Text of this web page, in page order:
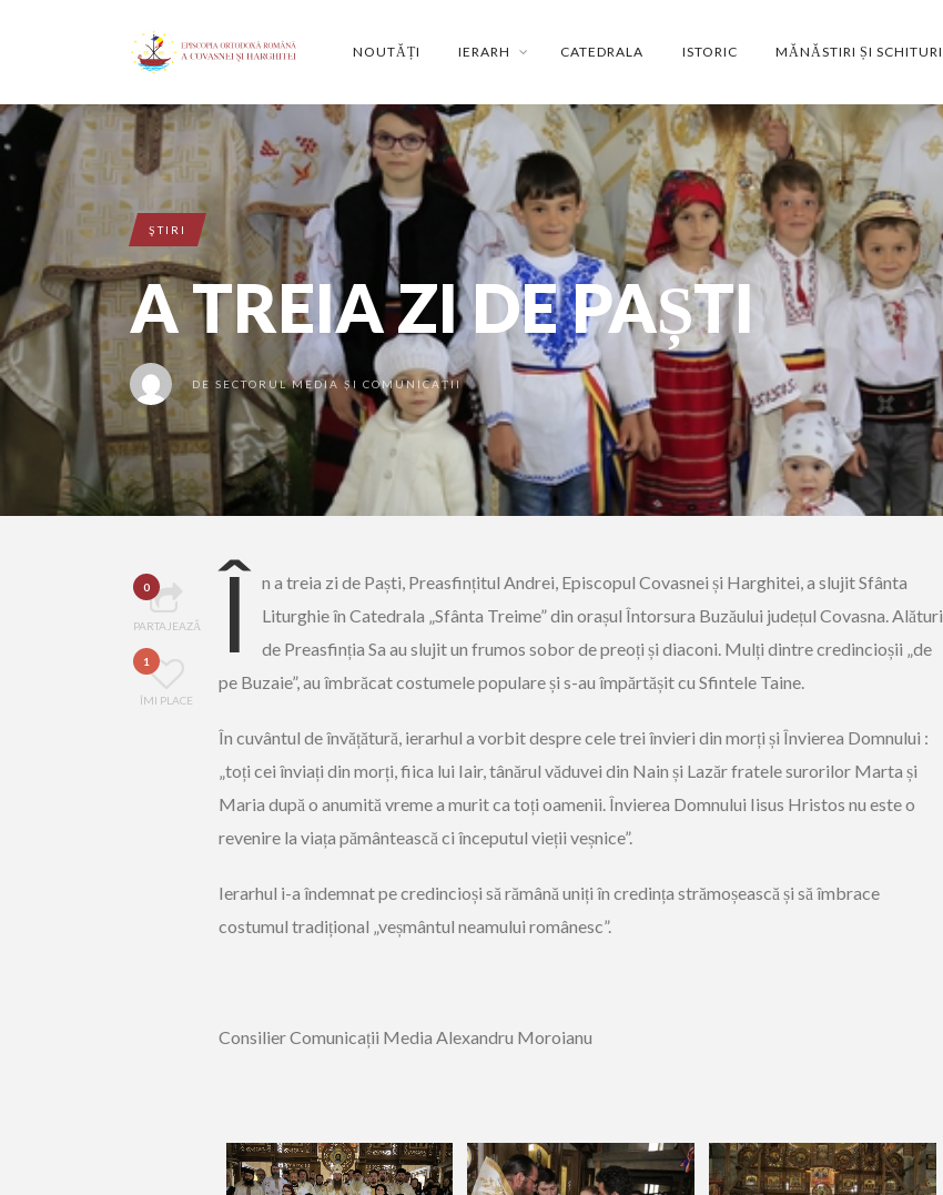
NOUTĂȚI IERARH CATEDRALA ISTORIC MĂNĂSTIRI ȘI SCHITURI
ŞTIRI
A TREIA ZI DE PAȘTI
DE SECTORUL MEDIA ȘI COMUNICAȚII
0
PARTAJEAZĂ
1
ÎMI PLACE
Î n a treia zi de Paști, Preasfințitul Andrei, Episcopul Covasnei și Harghitei, a slujit Sfânta
Liturghie în Catedrala „Sfânta Treime” din orașul Întorsura Buzăului județul Covasna. Alături
de Preasfinția Sa au slujit un frumos sobor de preoți și diaconi. Mulți dintre credincioșii „de
pe Buzaie”, au îmbrăcat costumele populare și s-au împărtășit cu Sfintele Taine.
În cuvântul de învățătură, ierarhul a vorbit despre cele trei învieri din morți și Învierea Domnului :
„toți cei înviați din morți, fiica lui Iair, tânărul văduvei din Nain și Lazăr fratele surorilor Marta și
Maria după o anumită vreme a murit ca toți oamenii. Învierea Domnului Iisus Hristos nu este o
revenire la viața pământească ci începutul vieții veșnice”.
Ierarhul i-a îndemnat pe credincioși să rămână uniți în credința strămoșească și să îmbrace
costumul tradițional „veșmântul neamului românesc”.
Consilier Comunicații Media Alexandru Moroianu